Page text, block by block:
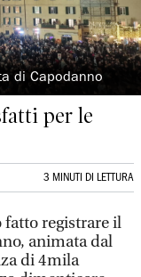
di Capodanno
per le
3 MINUTI DI LETTURA
fatto registrare il
animata dal
di 4mila